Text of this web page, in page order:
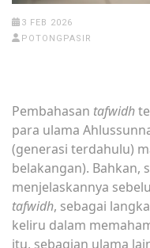
3 FEB 2026
POTONGPASIR
Pembahasan tafwidh
para ulama
(generasi terdahulu)
belakangan). Bahkan,
menjelaskannya
tafwidh, sebagai
keliru dalam
itu, sebagian ulama